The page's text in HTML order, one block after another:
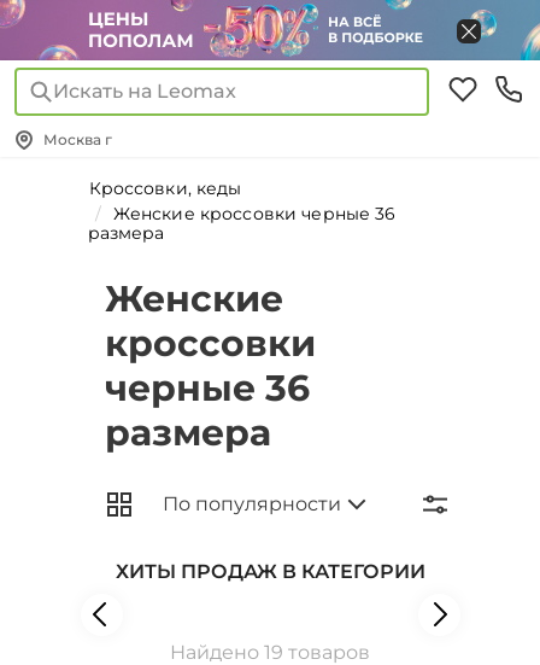
Искать на Leomax
Москва г
Кроссовки, кеды
Женские кроссовки черные 36
размера
Женские
кроссовки
черные 36
размера
ХИТЫ ПРОДАЖ В КАТЕГОРИИ
Найдено 19 товаров